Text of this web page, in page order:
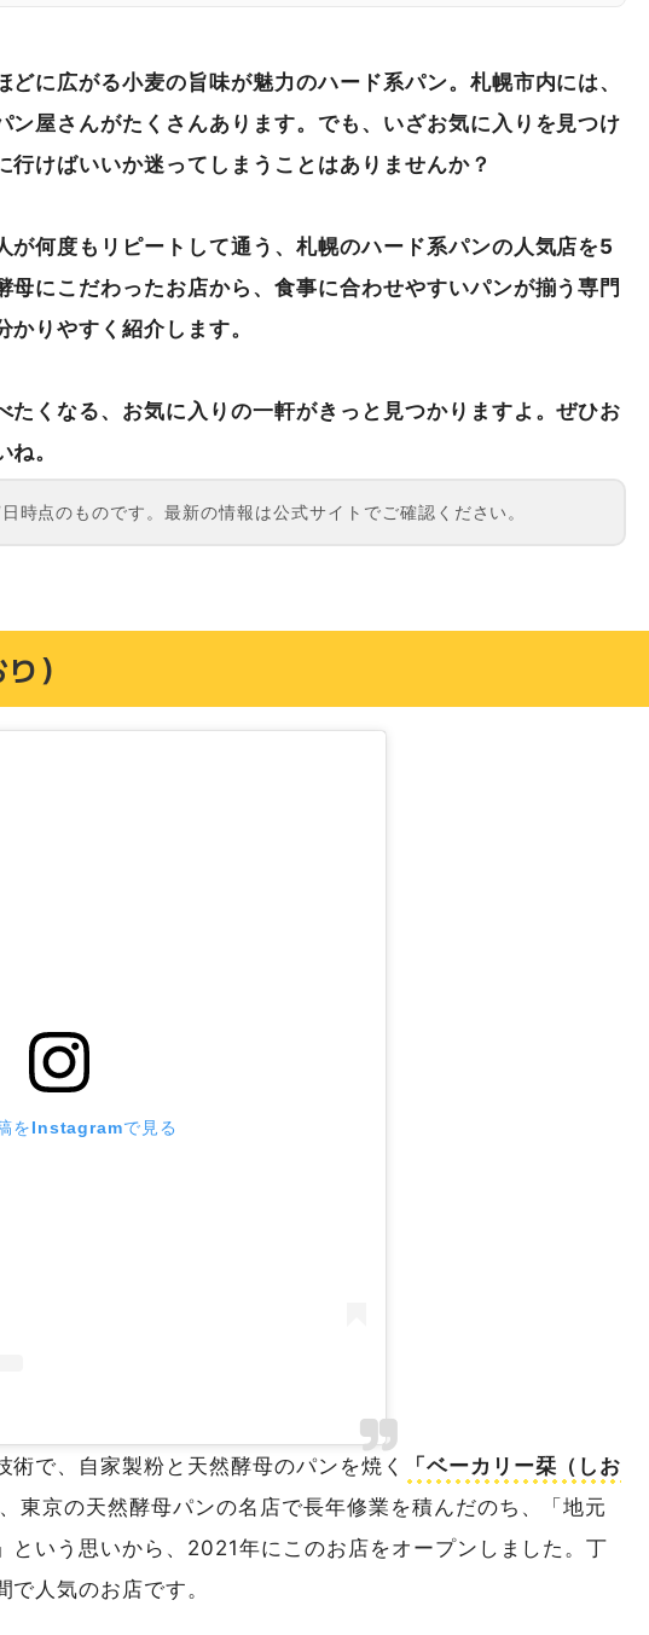
ド系パンを見つけて、豊かな食卓を
に広がる小麦の旨味が魅力のハード系パン。札幌市内には、
ン屋さんがたくさんあります。でも、いざお気に入りを見つけ
行けばいいか迷ってしまうことはありませんか？
が何度もリピートして通う、札幌のハード系パンの人気店を5
母にこだわったお店から、食事に合わせやすいパンが揃う専門
りやすく紹介します。
たくなる、お気に入りの一軒がきっと見つかりますよ。ぜひお
。
時点のものです。最新の情報は公式サイトでご確認ください。
）
をInstagramで見る
で、自家製粉と天然酵母のパンを焼く
「ベーカリー栞（しお
東京の天然酵母パンの名店で長年修業を積んだのち、「地元
という思いから、2021年にこのお店をオープンしました。丁
人気のお店です。